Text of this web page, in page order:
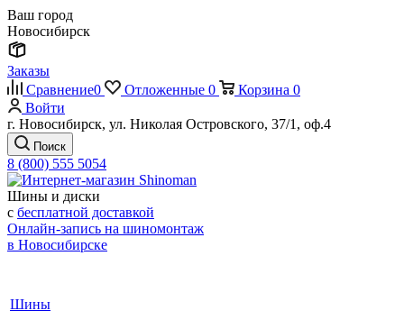
Ваш город
Новосибирск
Заказы
Сравнение0 Отложенные 0 Корзина 0
Войти
г. Новосибирск, ул. Николая Островского, 37/1, оф.4
Поиск
8 (800) 555 5054
Шины и диски
с бесплатной доставкой
Онлайн-запись на шиномонтаж
в Новосибирске
Шины